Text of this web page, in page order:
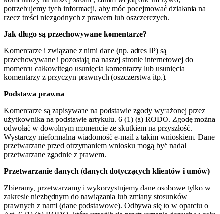
potrzebujemy tych informacji, aby móc podejmować działania na
rzecz treści niezgodnych z prawem lub oszczerczych.
Jak długo są przechowywane komentarze?
Komentarze i związane z nimi dane (np. adres IP) są
przechowywane i pozostają na naszej stronie internetowej do
momentu całkowitego usunięcia komentarzy lub usunięcia
komentarzy z przyczyn prawnych (oszczerstwa itp.).
Podstawa prawna
Komentarze są zapisywane na podstawie zgody wyrażonej przez
użytkownika na podstawie artykułu. 6 (1) (a) RODO. Zgodę można
odwołać w dowolnym momencie ze skutkiem na przyszłość.
Wystarczy nieformalna wiadomość e-mail z takim wnioskiem. Dane
przetwarzane przed otrzymaniem wniosku mogą być nadal
przetwarzane zgodnie z prawem.
Przetwarzanie danych (danych dotyczących klientów i umów)
Zbieramy, przetwarzamy i wykorzystujemy dane osobowe tylko w
zakresie niezbędnym do nawiązania lub zmiany stosunków
prawnych z nami (dane podstawowe). Odbywa się to w oparciu o